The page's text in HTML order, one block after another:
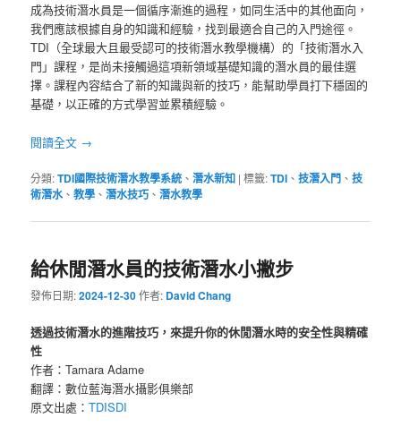
成為技術潛水員是一個循序漸進的過程，如同生活中的其他面向，
我們應該根據自身的知識和經驗，找到最適合自己的入門途徑。
TDI（全球最大且最受認可的技術潛水教學機構）的「技術潛水入
門」課程，是尚未接觸過這項新領域基礎知識的潛水員的最佳選
擇。課程內容結合了新的知識與新的技巧，能幫助學員打下穩固的
基礎，以正確的方式學習並累積經驗。
閱讀全文 →
分類:TDI國際技術潛水教學系統 、潛水新知 |標籤:TDI 、技潛入門 、技
術潛水、教學 、潛水技巧 、潛水教學
給休閒潛水員的技術潛水小撇步
發佈日期:2024-12-30作者: David Chang
透過技術潛水的進階技巧，來提升你的休閒潛水時的安全性與精確
性
作者：Tamara Adame
翻譯：數位藍海潛水攝影俱樂部
原文出處：TDISDI